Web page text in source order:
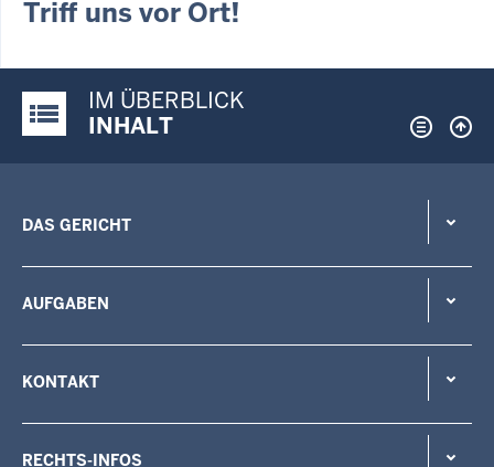
Triff uns vor Ort!
Justiz-Portal im Überblick:
IM ÜBERBLICK
INHALT
DAS GERICHT
AUFGABEN
KONTAKT
RECHTS-INFOS